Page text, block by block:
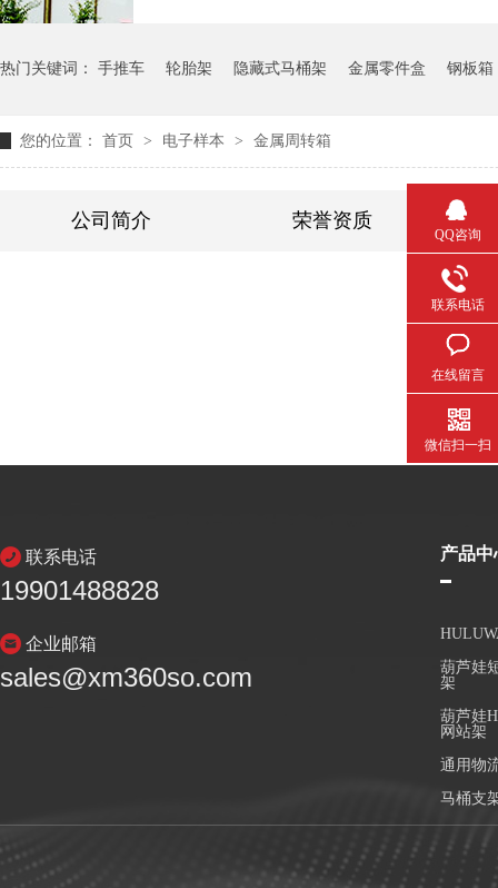
热门关键词： 手推车 轮胎架 隐藏式马桶架 金属零件盒 钢板箱
您的位置： 首页 > 电子样本 > 金属周转箱
公司简介 荣誉资质
联系电话
19901488828
企业邮箱
sales@xm360so.com
产品中
葫芦娃
架
葫芦娃
网站架
通用物
马桶支
QQ咨询
联系电话
在线留言
微信扫一扫